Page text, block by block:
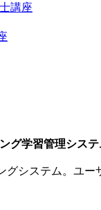
講座
グ学習管理シス
グシステム。ユー